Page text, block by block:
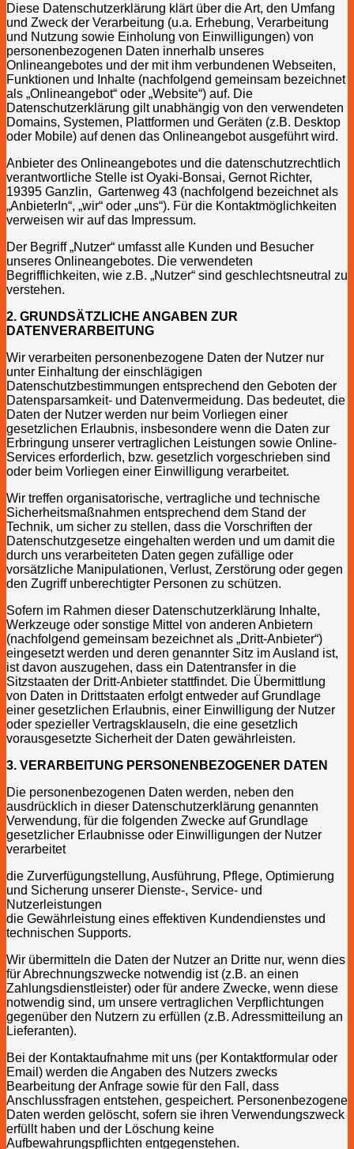
Diese Datenschutzerklärung klärt über die Art, den Umfang
und Zweck der Verarbeitung (u.a. Erhebung, Verarbeitung
und Nutzung sowie Einholung von Einwilligungen) von
personenbezogenen Daten innerhalb unseres
Onlineangebotes und der mit ihm verbundenen Webseiten,
Funktionen und Inhalte (nachfolgend gemeinsam bezeichnet
als „Onlineangebot“ oder „Website“) auf. Die
Datenschutzerklärung gilt unabhängig von den verwendeten
Domains, Systemen, Plattformen und Geräten (z.B. Desktop
oder Mobile) auf denen das Onlineangebot ausgeführt wird.
Anbieter des Onlineangebotes und die datenschutzrechtlich
verantwortliche Stelle ist Oyaki-Bonsai, Gernot Richter,
19395 Ganzlin, Gartenweg 43 (nachfolgend bezeichnet als
„AnbieterIn“, „wir“ oder „uns“). Für die Kontaktmöglichkeiten
verweisen wir auf das Impressum.
Der Begriff „Nutzer“ umfasst alle Kunden und Besucher
unseres Onlineangebotes. Die verwendeten
Begrifflichkeiten, wie z.B. „Nutzer“ sind geschlechtsneutral zu
verstehen.
2. GRUNDSÄTZLICHE ANGABEN ZUR
DATENVERARBEITUNG
Wir verarbeiten personenbezogene Daten der Nutzer nur
unter Einhaltung der einschlägigen
Datenschutzbestimmungen entsprechend den Geboten der
Datensparsamkeit- und Datenvermeidung. Das bedeutet, die
Daten der Nutzer werden nur beim Vorliegen einer
gesetzlichen Erlaubnis, insbesondere wenn die Daten zur
Erbringung unserer vertraglichen Leistungen sowie Online-
Services erforderlich, bzw. gesetzlich vorgeschrieben sind
oder beim Vorliegen einer Einwilligung verarbeitet.
Wir treffen organisatorische, vertragliche und technische
Sicherheitsmaßnahmen entsprechend dem Stand der
Technik, um sicher zu stellen, dass die Vorschriften der
Datenschutzgesetze eingehalten werden und um damit die
durch uns verarbeiteten Daten gegen zufällige oder
vorsätzliche Manipulationen, Verlust, Zerstörung oder gegen
den Zugriff unberechtigter Personen zu schützen.
Sofern im Rahmen dieser Datenschutzerklärung Inhalte,
Werkzeuge oder sonstige Mittel von anderen Anbietern
(nachfolgend gemeinsam bezeichnet als „Dritt-Anbieter“)
eingesetzt werden und deren genannter Sitz im Ausland ist,
ist davon auszugehen, dass ein Datentransfer in die
Sitzstaaten der Dritt-Anbieter stattfindet. Die Übermittlung
von Daten in Drittstaaten erfolgt entweder auf Grundlage
einer gesetzlichen Erlaubnis, einer Einwilligung der Nutzer
oder spezieller Vertragsklauseln, die eine gesetzlich
vorausgesetzte Sicherheit der Daten gewährleisten.
3. VERARBEITUNG PERSONENBEZOGENER DATEN
Die personenbezogenen Daten werden, neben den
ausdrücklich in dieser Datenschutzerklärung genannten
Verwendung, für die folgenden Zwecke auf Grundlage
gesetzlicher Erlaubnisse oder Einwilligungen der Nutzer
verarbeitet
die Zurverfügungstellung, Ausführung, Pflege, Optimierung
und Sicherung unserer Dienste-, Service- und
Nutzerleistungen
die Gewährleistung eines effektiven Kundendienstes und
technischen Supports.
Wir übermitteln die Daten der Nutzer an Dritte nur, wenn dies
für Abrechnungszwecke notwendig ist (z.B. an einen
Zahlungsdienstleister) oder für andere Zwecke, wenn diese
notwendig sind, um unsere vertraglichen Verpflichtungen
gegenüber den Nutzern zu erfüllen (z.B. Adressmitteilung an
Lieferanten).
Bei der Kontaktaufnahme mit uns (per Kontaktformular oder
Email) werden die Angaben des Nutzers zwecks
Bearbeitung der Anfrage sowie für den Fall, dass
Anschlussfragen entstehen, gespeichert. Personenbezogene
Daten werden gelöscht, sofern sie ihren Verwendungszweck
erfüllt haben und der Löschung keine
Aufbewahrungspflichten entgegenstehen.